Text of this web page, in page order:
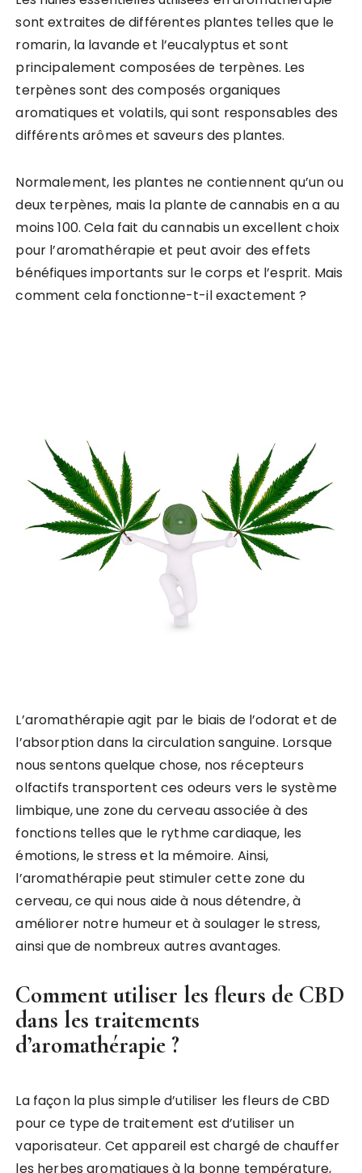
sont extraites de différentes plantes telles que le
romarin, la lavande et l’eucalyptus et sont
principalement composées de terpènes. Les
terpènes sont des composés organiques
aromatiques et volatils, qui sont responsables des
différents arômes et saveurs des plantes.
Normalement, les plantes ne contiennent qu’un ou
deux terpènes, mais la plante de cannabis en a au
moins 100. Cela fait du cannabis un excellent choix
pour l’aromathérapie et peut avoir des effets
bénéfiques importants sur le corps et l’esprit. Mais
comment cela fonctionne-t-il exactement ?
L’aromathérapie agit par le biais de l’odorat et de
l’absorption dans la circulation sanguine. Lorsque
nous sentons quelque chose, nos récepteurs
olfactifs transportent ces odeurs vers le système
limbique, une zone du cerveau associée à des
fonctions telles que le rythme cardiaque, les
émotions, le stress et la mémoire. Ainsi,
l’aromathérapie peut stimuler cette zone du
cerveau, ce qui nous aide à nous détendre, à
améliorer notre humeur et à soulager le stress,
ainsi que de nombreux autres avantages.
Comment utiliser les fleurs de CBD
dans les traitements
d’aromathérapie ?
La façon la plus simple d’utiliser les fleurs de CBD
pour ce type de traitement est d’utiliser un
vaporisateur. Cet appareil est chargé de chauffer
les herbes aromatiques à la bonne température,